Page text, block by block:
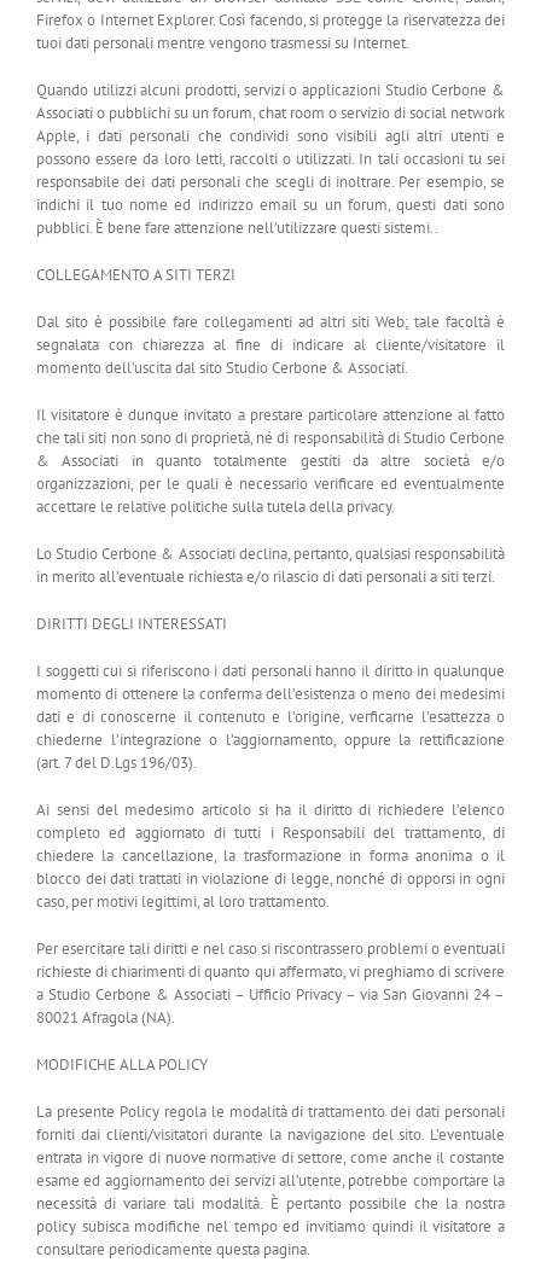
Firefox o Internet Explorer. Così facendo, si protegge la riservatezza dei
tuoi dati personali mentre vengono trasmessi su Internet.
Quando utilizzi alcuni prodotti, servizi o applicazioni Studio Cerbone &
Associati o pubblichi su un forum, chat room o servizio di social network
Apple, i dati personali che condividi sono visibili agli altri utenti e
possono essere da loro letti, raccolti o utilizzati. In tali occasioni tu sei
responsabile dei dati personali che scegli di inoltrare. Per esempio, se
indichi il tuo nome ed indirizzo email su un forum, questi dati sono
pubblici. È bene fare attenzione nell’utilizzare questi sistemi..
COLLEGAMENTO A SITI TERZI
Dal sito è possibile fare collegamenti ad altri siti Web; tale facoltà è
segnalata con chiarezza al fine di indicare al cliente/visitatore il
momento dell’uscita dal sito Studio Cerbone & Associati.
Il visitatore è dunque invitato a prestare particolare attenzione al fatto
che tali siti non sono di proprietà, né di responsabilità di Studio Cerbone
& Associati in quanto totalmente gestiti da altre società e/o
organizzazioni, per le quali è necessario verificare ed eventualmente
accettare le relative politiche sulla tutela della privacy.
Lo Studio Cerbone & Associati declina, pertanto, qualsiasi responsabilità
in merito all’eventuale richiesta e/o rilascio di dati personali a siti terzi.
DIRITTI DEGLI INTERESSATI
I soggetti cui si riferiscono i dati personali hanno il diritto in qualunque
momento di ottenere la conferma dell’esistenza o meno dei medesimi
dati e di conoscerne il contenuto e l’origine, verficarne l’esattezza o
chiederne l’integrazione o l’aggiornamento, oppure la rettificazione
(art. 7 del D.Lgs 196/03).
Ai sensi del medesimo articolo si ha il diritto di richiedere l’elenco
completo ed aggiornato di tutti i Responsabili del trattamento, di
chiedere la cancellazione, la trasformazione in forma anonima o il
blocco dei dati trattati in violazione di legge, nonché di opporsi in ogni
caso, per motivi legittimi, al loro trattamento.
Per esercitare tali diritti e nel caso si riscontrassero problemi o eventuali
richieste di chiarimenti di quanto qui affermato, vi preghiamo di scrivere
a Studio Cerbone & Associati – Ufficio Privacy – via San Giovanni 24 –
80021 Afragola (NA).
MODIFICHE ALLA POLICY
La presente Policy regola le modalità di trattamento dei dati personali
forniti dai clienti/visitatori durante la navigazione del sito. L’eventuale
entrata in vigore di nuove normative di settore, come anche il costante
esame ed aggiornamento dei servizi all’utente, potrebbe comportare la
necessità di variare tali modalità. È pertanto possibile che la nostra
policy subisca modifiche nel tempo ed invitiamo quindi il visitatore a
consultare periodicamente questa pagina.